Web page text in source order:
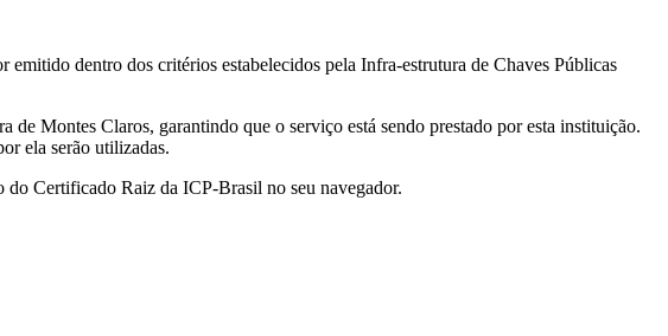
dentro dos critérios estabelecidos pela Infra-estrutura de Chaves Públicas
Montes Claros, garantindo que o serviço está sendo prestado por esta instituição.
ela serão utilizadas.
do Certificado Raiz da ICP-Brasil no seu navegador.